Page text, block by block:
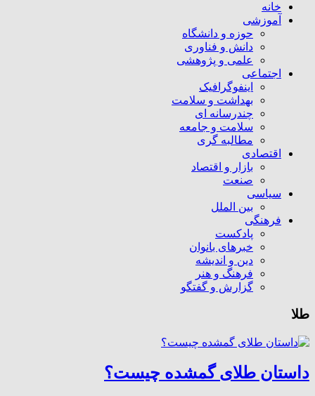
خانه
آموزشی
حوزه و دانشگاه
دانش و فناوری
علمی و پژوهشی
اجتماعی
اینفوگرافیک
بهداشت و سلامت
چندرسانه ای
سلامت و جامعه
مطالبه گری
اقتصادی
بازار و اقتصاد
صنعت
سیاسی
بین الملل
فرهنگی
پادکست
خبرهای بانوان
دین و اندیشه
فرهنگ و هنر
گزارش و گفتگو
طلا
داستان طلای گمشده چیست؟